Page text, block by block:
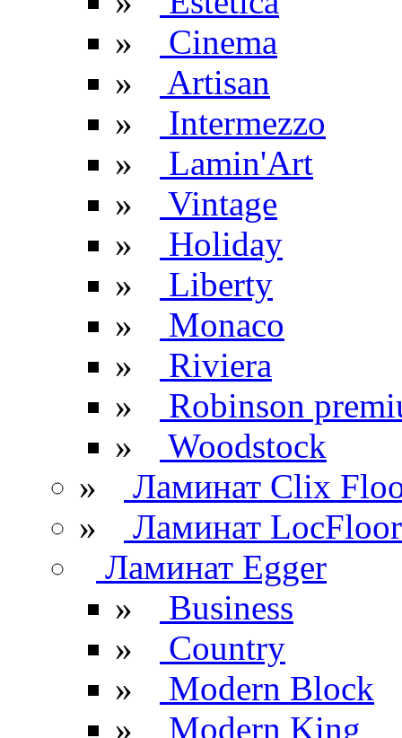
»
Cinema
»
Artisan
»
Intermezzo
»
Lamin'Art
»
Vintage
»
Holiday
»
Liberty
»
Monaco
»
Riviera
»
Robinson
»
Woodstock
»
Ламинат Clix
»
Ламинат LocFloor
Ламинат Egger
»
Business
»
Country
»
Modern Block
»
Modern King